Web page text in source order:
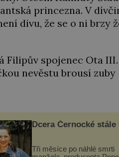
princezna. V
divu, že se o ni brzy
Filipův spojenec Ota
nevěstu brousí zuby
Dcera Černocké
Tři měsíce po náhlé smrti